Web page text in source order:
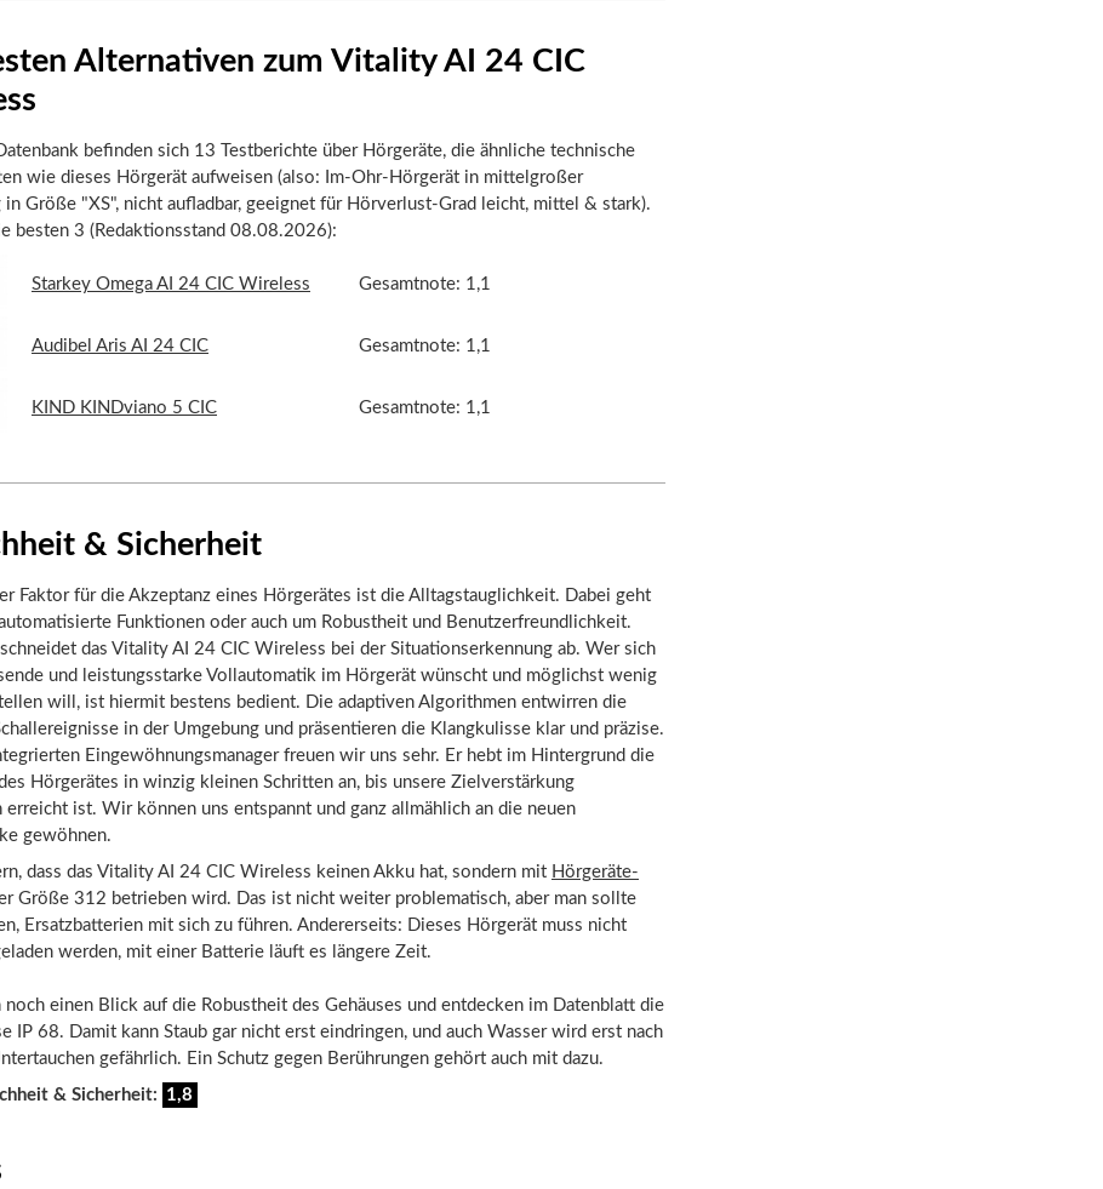
Alternativen zum Vitality AI 24 CIC
befinden sich 13 Testberichte über Hörgeräte, die ähnliche technische
wie dieses Hörgerät aufweisen (also: Im-Ohr-Hörgerät in mittelgroßer
in Größe "XS", nicht aufladbar, geeignet für Hörverlust-Grad leicht, mittel & stark).
besten 3 (Redaktionsstand 08.08.2026):
Starkey Omega AI 24 CIC Wireless Gesamtnote: 1,1
Audibel Aris AI 24 CIC Gesamtnote: 1,1
KIND KINDviano 5 CIC Gesamtnote: 1,1
& Sicherheit
Faktor für die Akzeptanz eines Hörgerätes ist die Alltagstauglichkeit. Dabei geht
Funktionen oder auch um Robustheit und Benutzerfreundlichkeit.
das Vitality AI 24 CIC Wireless bei der Situationserkennung ab. Wer sich
und leistungsstarke Vollautomatik im Hörgerät wünscht und möglichst wenig
will, ist hiermit bestens bedient. Die adaptiven Algorithmen entwirren die
in der Umgebung und präsentieren die Klangkulisse klar und präzise.
Eingewöhnungsmanager freuen wir uns sehr. Er hebt im Hintergrund die
Hörgerätes in winzig kleinen Schritten an, bis unsere Zielverstärkung
erreicht ist. Wir können uns entspannt und ganz allmählich an die neuen
gewöhnen.
dass das Vitality AI 24 CIC Wireless keinen Akku hat, sondern mit Hörgeräte-
Größe 312 betrieben wird. Das ist nicht weiter problematisch, aber man sollte
Ersatzbatterien mit sich zu führen. Andererseits: Dieses Hörgerät muss nicht
werden, mit einer Batterie läuft es längere Zeit.
einen Blick auf die Robustheit des Gehäuses und entdecken im Datenblatt die
IP 68. Damit kann Staub gar nicht erst eindringen, und auch Wasser wird erst nach
gefährlich. Ein Schutz gegen Berührungen gehört auch mit dazu.
& Sicherheit:
1,8